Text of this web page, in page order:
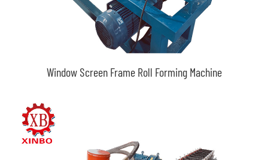
Window Screen Frame Roll Forming Machine